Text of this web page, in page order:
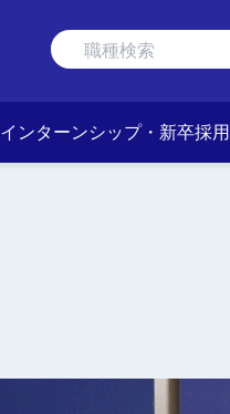
インターンシップ・新卒採用